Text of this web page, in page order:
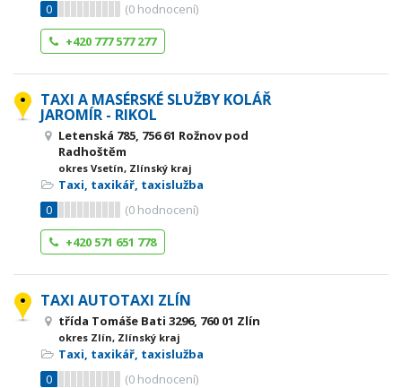
0
(0 hodnocení)
+420 777 577 277
TAXI A MASÉRSKÉ SLUŽBY KOLÁŘ
JAROMÍR - RIKOL
Letenská 785, 756 61 Rožnov pod
Radhoštěm
okres Vsetín, Zlínský kraj
Taxi, taxikář, taxislužba
0
(0 hodnocení)
+420 571 651 778
TAXI AUTOTAXI ZLÍN
třída Tomáše Bati 3296, 760 01 Zlín
okres Zlín, Zlínský kraj
Taxi, taxikář, taxislužba
0
(0 hodnocení)